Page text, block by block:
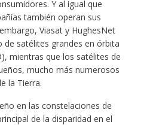
Y al igual que
también operan sus
Viasat y HughesNet
de satélites grandes en órbita
mientras que los satélites de
mucho más numerosos
la Tierra.
en las constelaciones de
de la disparidad en el